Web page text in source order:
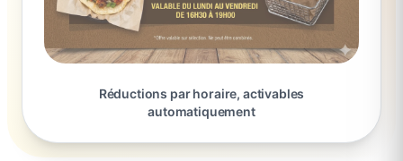
Réductions par horaire, activables
automatiquement